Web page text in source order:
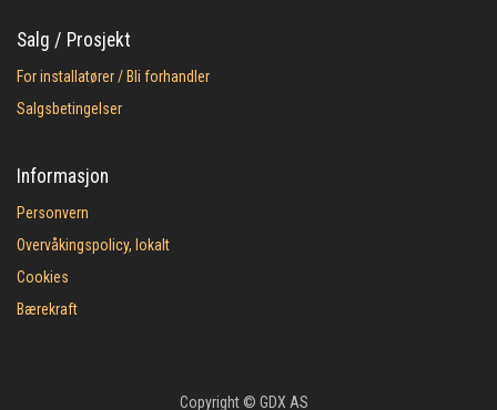
Salg / Prosjekt
For installatører / Bli forhandler
Salgsbetingelser
Informasjon
Personvern
Overvåkingspolicy, lokalt
Cookies
Bærekraft
Copyright © GDX AS